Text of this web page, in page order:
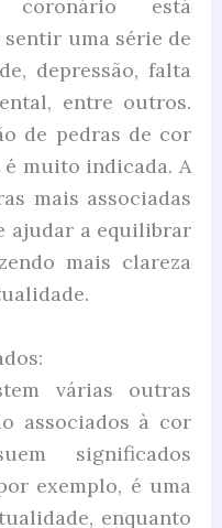
está
uma série de
depressão, falta
entre outros.
de pedras de cor
muito indicada. A
mais associadas
ajudar a equilibrar
mais clareza
várias outras
associados à cor
significados
exemplo, é uma
enquanto